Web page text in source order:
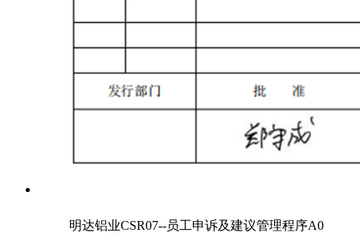
明达铝业CSR07--员工申诉及建议管理程序A0